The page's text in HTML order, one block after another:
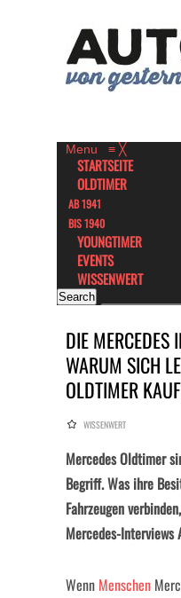
Menu ≡ ╳
STARTSEITE
OLDTIMER
AB 1941
BIS 1940
YOUNGTIMER
EVENTS
WISSENWERT
DIE MERCEDES
WARUM SICH
OLDTIMER
WISSENWERT
Mercedes Oldtimer
Begriff. Was ihre
Fahrzeugen
Mercedes-Interviews
Wenn Menschen